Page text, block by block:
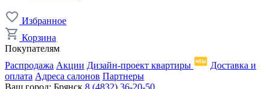
Избранное
Корзина
Покупателям
Распродажа Акции Дизайн-проект квартиры
Доставка и
оплата Адреса салонов Партнеры
Ваш город: Брянск 8 (4832) 36-20-50